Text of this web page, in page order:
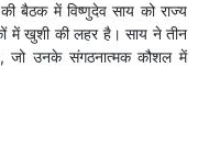
बैठक में विष्णुदेव साय को राज्य
में खुशी की लहर है। साय ने तीन
जो उनके संगठनात्मक कौशल में